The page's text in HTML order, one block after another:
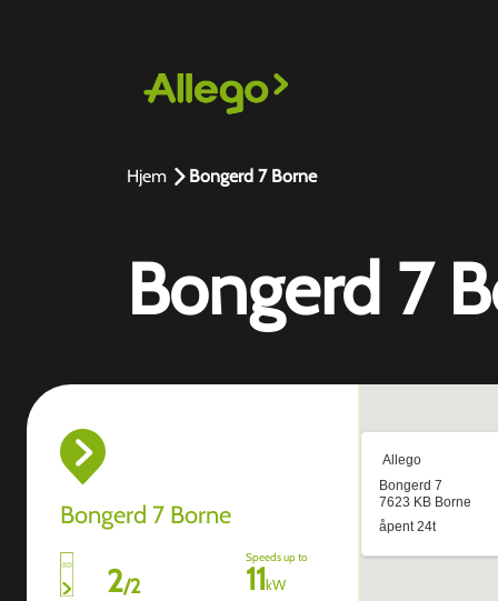
Hjem Bongerd 7 Borne
Bongerd 7
Bongerd 7 Borne
2/2
Speeds up to
11kW